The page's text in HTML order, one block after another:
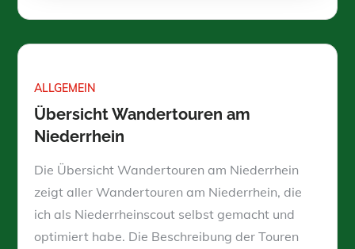
ALLGEMEIN
Übersicht Wandertouren am
Niederrhein
Die Übersicht Wandertouren am Niederrhein
zeigt aller Wandertouren am Niederrhein, die
ich als Niederrheinscout selbst gemacht und
optimiert habe. Die Beschreibung der Touren